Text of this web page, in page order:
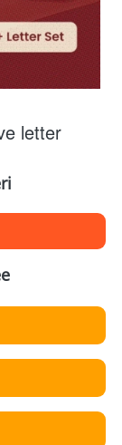
letter